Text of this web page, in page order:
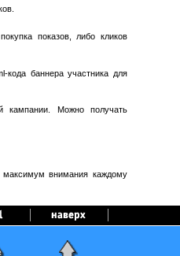
показов, либо кликов
кода баннера участника для
кампании. Можно получать
внимания каждому